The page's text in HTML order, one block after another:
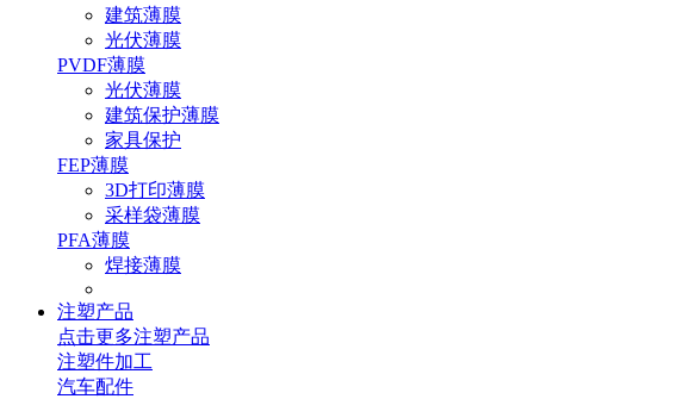
建筑薄膜
光伏薄膜
PVDF薄膜
光伏薄膜
建筑保护薄膜
家具保护
FEP薄膜
3D打印薄膜
采样袋薄膜
PFA薄膜
焊接薄膜
注塑产品
点击更多注塑产品
注塑件加工
汽车配件